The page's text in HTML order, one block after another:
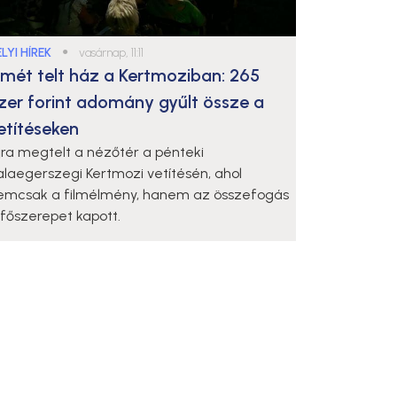
HÍREK ● vasárnap, 11:11
telt ház a Kertmoziban: 265
forint adomány gyűlt össze a
megtelt a nézőtér a pénteki
Kertmozi vetítésén, ahol
a filmélmény, hanem az összefogás
kapott.